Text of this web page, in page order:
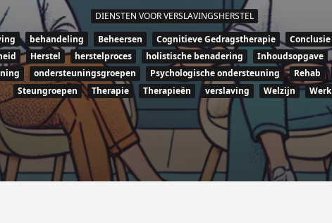
DIENSTEN VOOR VERSLAVINGSHERSTEL
behandeling Beheersen Cognitieve Gedragstherapie Conclusie
Herstel herstelproces holistische benadering Inhoudsopgave
ondersteuningsgroepen Psychologische ondersteuning Rehab
Steungroepen
Therapie Therapieën verslaving Welzijn Werk